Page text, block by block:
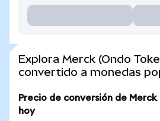
Explora Merck (Ondo
convertido a monedas
Precio de conversión de Merck
hoy